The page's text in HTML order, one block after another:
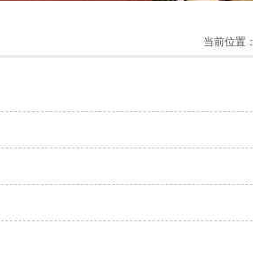
当前位置：